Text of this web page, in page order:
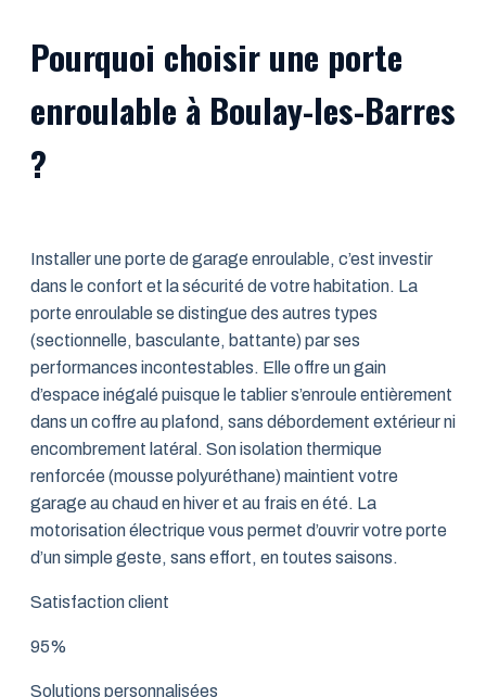
Pourquoi choisir une porte
enroulable à Boulay-les-Barres
?
Installer une porte de garage enroulable, c’est investir
dans le confort et la sécurité de votre habitation. La
porte enroulable se distingue des autres types
(sectionnelle, basculante, battante) par ses
performances incontestables. Elle offre un gain
d’espace inégalé puisque le tablier s’enroule entièrement
dans un coffre au plafond, sans débordement extérieur ni
encombrement latéral. Son isolation thermique
renforcée (mousse polyuréthane) maintient votre
garage au chaud en hiver et au frais en été. La
motorisation électrique vous permet d’ouvrir votre porte
d’un simple geste, sans effort, en toutes saisons.
Satisfaction client
95%
Solutions personnalisées